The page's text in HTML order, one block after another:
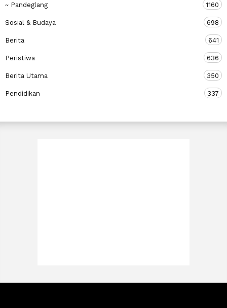
~ Pandeglang 1160
Sosial & Budaya 698
Berita 641
Peristiwa 636
Berita Utama 350
Pendidikan 337